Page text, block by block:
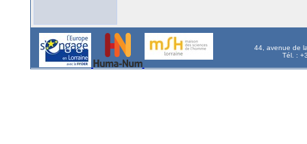
44, avenue de
Tél. :